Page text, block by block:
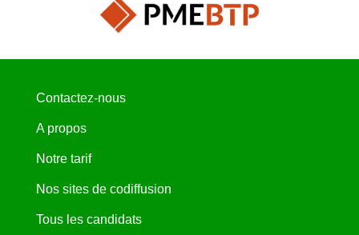
Contactez-nous
A propos
Notre tarif
Nos sites de codiffusion
Tous les candidats